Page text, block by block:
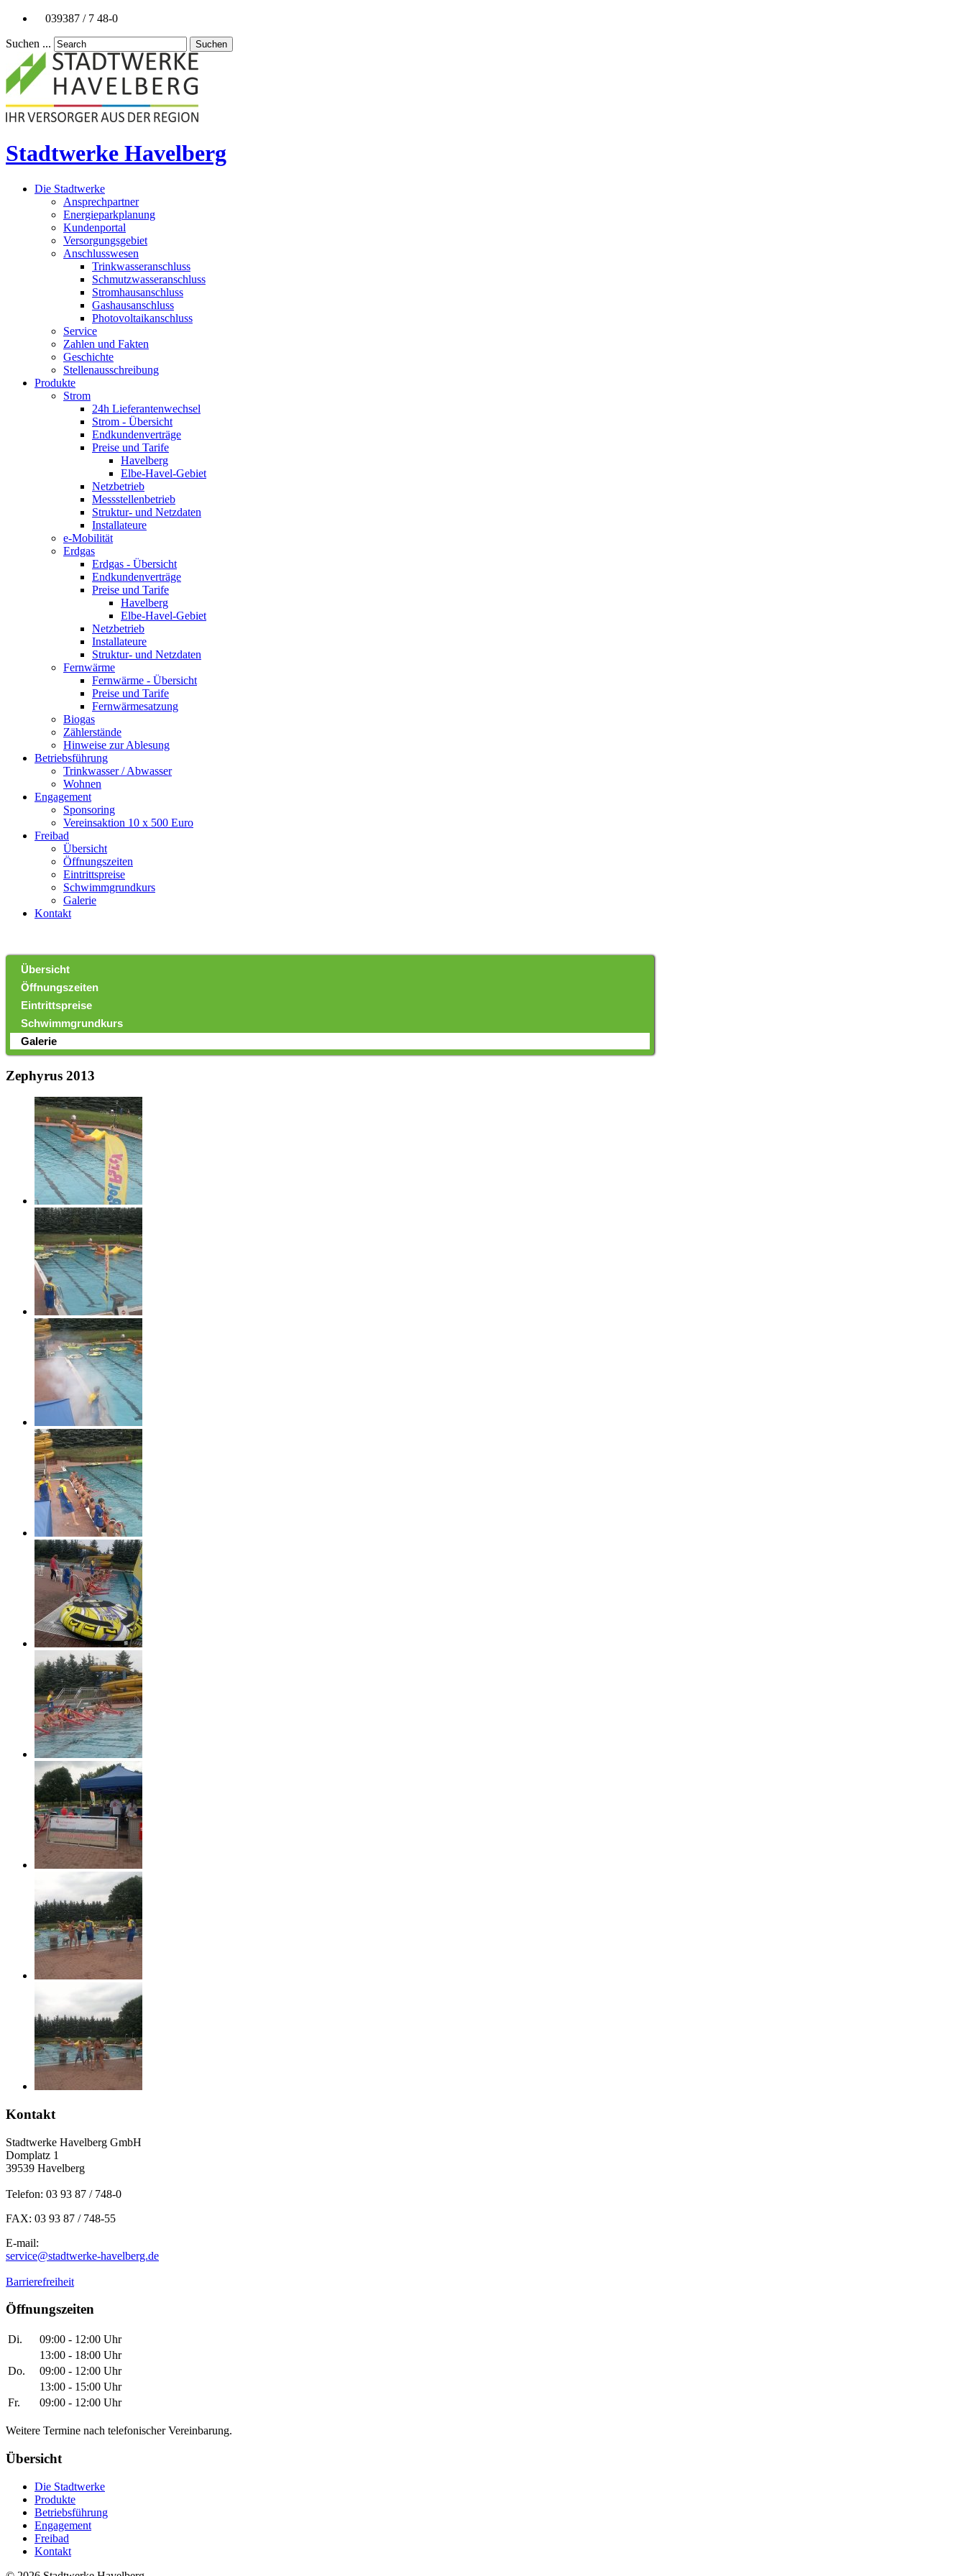
039387 / 7 48-0
Suchen ... Suchen
Stadtwerke Havelberg
Die Stadtwerke
Ansprechpartner
Energieparkplanung
Kundenportal
Versorgungsgebiet
Anschlusswesen
Trinkwasseranschluss
Schmutzwasseranschluss
Stromhausanschluss
Gashausanschluss
Photovoltaikanschluss
Service
Zahlen und Fakten
Geschichte
Stellenausschreibung
Produkte
Strom
24h Lieferantenwechsel
Strom - Übersicht
Endkundenverträge
Preise und Tarife
Havelberg
Elbe-Havel-Gebiet
Netzbetrieb
Messstellenbetrieb
Struktur- und Netzdaten
Installateure
e-Mobilität
Erdgas
Erdgas - Übersicht
Endkundenverträge
Preise und Tarife
Havelberg
Elbe-Havel-Gebiet
Netzbetrieb
Installateure
Struktur- und Netzdaten
Fernwärme
Fernwärme - Übersicht
Preise und Tarife
Fernwärmesatzung
Biogas
Zählerstände
Hinweise zur Ablesung
Betriebsführung
Trinkwasser / Abwasser
Wohnen
Engagement
Sponsoring
Vereinsaktion 10 x 500 Euro
Freibad
Übersicht
Öffnungszeiten
Eintrittspreise
Schwimmgrundkurs
Galerie
Kontakt
Übersicht
Öffnungszeiten
Eintrittspreise
Schwimmgrundkurs
Galerie
Zephyrus 2013
Kontakt
Stadtwerke Havelberg GmbH
Domplatz 1
39539 Havelberg
Telefon: 03 93 87 / 748-0
FAX: 03 93 87 / 748-55
E-mail:
service@stadtwerke-havelberg.de
Barrierefreiheit
Öffnungszeiten
Di.
09:00 - 12:00 Uhr
13:00 - 18:00 Uhr
Do.
09:00 - 12:00 Uhr
13:00 - 15:00 Uhr
Fr.
09:00 - 12:00 Uhr
Weitere Termine nach telefonischer Vereinbarung.
Übersicht
Die Stadtwerke
Produkte
Betriebsführung
Engagement
Freibad
Kontakt